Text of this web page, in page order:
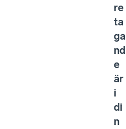
re
ta
ga
nd
e
är
i
di
n